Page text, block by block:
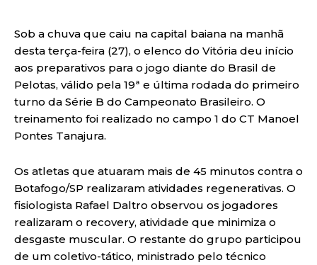
Sob a chuva que caiu na capital baiana na manhã
desta terça-feira (27), o elenco do Vitória deu início
aos preparativos para o jogo diante do Brasil de
Pelotas, válido pela 19ª e última rodada do primeiro
turno da Série B do Campeonato Brasileiro. O
treinamento foi realizado no campo 1 do CT Manoel
Pontes Tanajura.
Os atletas que atuaram mais de 45 minutos contra o
Botafogo/SP realizaram atividades regenerativas. O
fisiologista Rafael Daltro observou os jogadores
realizaram o recovery, atividade que minimiza o
desgaste muscular. O restante do grupo participou
de um coletivo-tático, ministrado pelo técnico